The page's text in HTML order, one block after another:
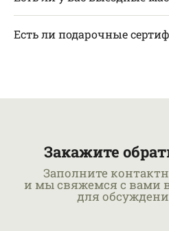
Есть ли подарочные
Закажите
Заполните
и мы свяжемся с вами
для